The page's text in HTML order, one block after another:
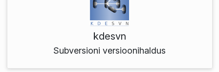
kdesvn
Subversioni versioonihaldus